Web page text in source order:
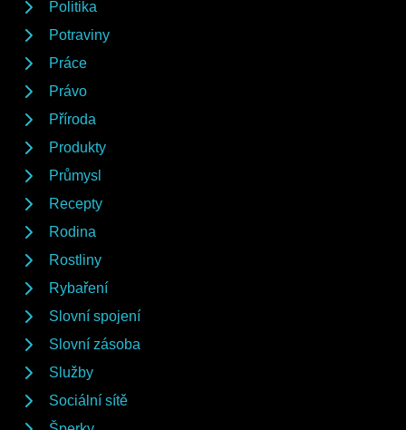
Politika
Potraviny
Práce
Právo
Příroda
Produkty
Průmysl
Recepty
Rodina
Rostliny
Rybaření
Slovní spojení
Slovní zásoba
Služby
Sociální sítě